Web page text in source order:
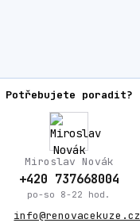
Potřebujete poradit?
Miroslav Novák
+420 737668004
po-so 8-22 hod.
info@renovacekuze.cz